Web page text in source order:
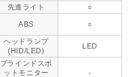
先進ライト ○
ABS ○
ヘッドランプ
(HID/LED)
LED
ブラインドスポ
ットモニター
-